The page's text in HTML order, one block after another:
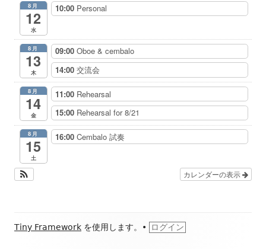
8月
12
水
10:00 Personal
8月
13
木
09:00 Oboe & cembalo
14:00 交流会
8月
14
金
11:00 Rehearsal
15:00 Rehearsal for 8/21
8月
15
土
16:00 Cembalo 試奏
カレンダーの表示
フ
Tiny Framework を使用します。 • ログイン